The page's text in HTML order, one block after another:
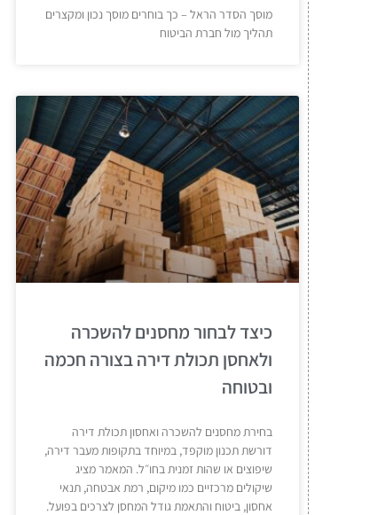
מוסך הסדר הראל – כך בוחרים מוסך נכון ומקצרים
תהליך מול חברת הביטוח
כיצד לבחור מחסנים להשכרה
ולאחסן תכולת דירה בצורה חכמה
ובטוחה
בחירת מחסנים להשכרה ואחסון תכולת דירה
דורשת תכנון מוקפד, במיוחד בתקופות מעבר דירה,
שיפוצים או שהות זמנית בחו״ל. המאמר מציג
שיקולים מרכזיים כמו מיקום, רמת אבטחה, תנאי
אחסון, ביטוח והתאמת גודל המחסן לצרכים בפועל.